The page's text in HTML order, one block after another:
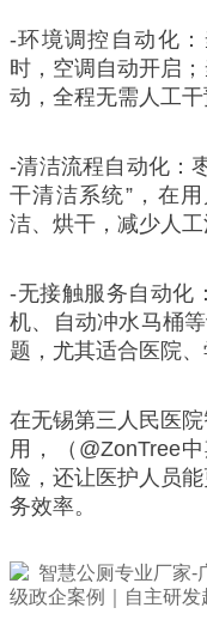
-环境调控自动化
时，空调自动开启
动，全程无需人工干
-清洁流程自动化：
干清洁系统”，在
洁、烘干，减少人工
-无接触服务自动化
机、自动冲水马桶
题，尤其适合医院、
在无锡第三人民医
用，（@ZonTree
险，还让医护人员
务效率。